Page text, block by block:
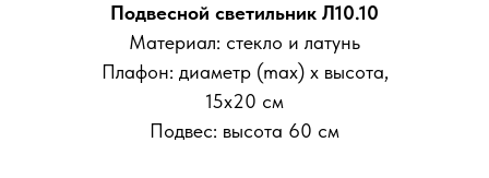
Подвесной светильник Л10.10
Материал: стекло и латунь
Плафон: диаметр (max) х высота,
15x20 см
Подвес: высота 60 см